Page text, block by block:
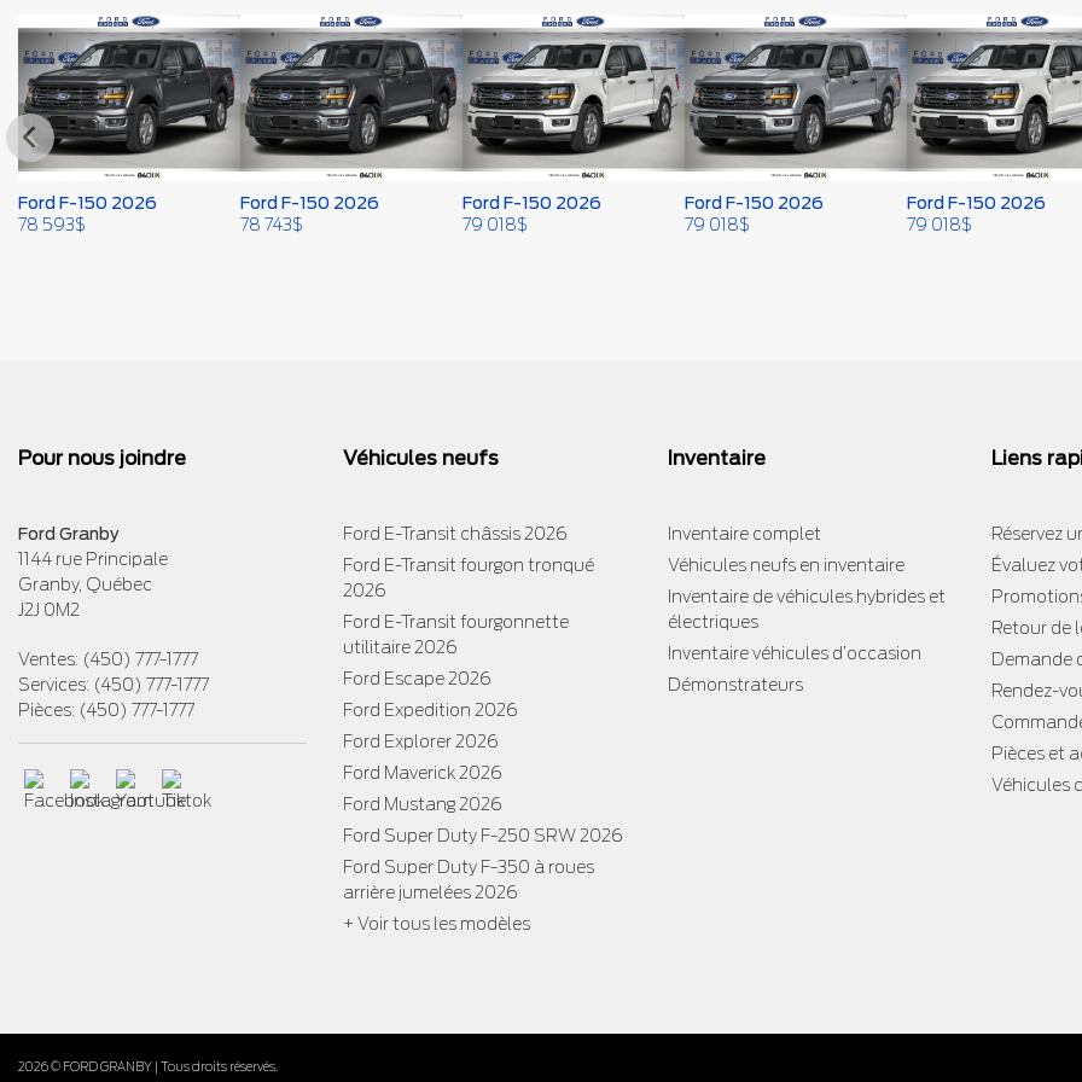
Ford F-150 2026
78 593$
Ford F-150 2026
78 743$
Ford F-150 2026
79 018$
Ford F-150 2026
79 018$
Ford F-150 2026
79 018$
Pour nous joindre
Ford Granby
1144 rue Principale
Granby, Québec
J2J 0M2
Ventes: (450) 777-1777
Services: (450) 777-1777
Pièces: (450) 777-1777
Véhicules neufs
Ford E-Transit châssis 2026
Ford E-Transit fourgon tronqué
2026
Ford E-Transit fourgonnette
utilitaire 2026
Ford Escape 2026
Ford Expedition 2026
Ford Explorer 2026
Ford Maverick 2026
Ford Mustang 2026
Ford Super Duty F-250 SRW 2026
Ford Super Duty F-350 à roues
arrière jumelées 2026
+ Voir tous les modèles
Inventaire
Inventaire complet
Véhicules neufs en inventaire
Inventaire de véhicules hybrides et
électriques
Inventaire véhicules d’occasion
Démonstrateurs
Liens
Réservez
Évaluez
Retour de
Demande
Rendez-
Pièces et
Véhicules
2026 © FORD GRANBY | Tous droits réservés.